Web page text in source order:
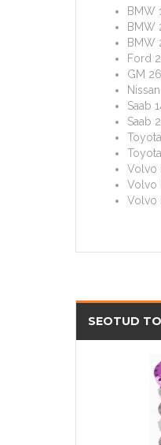
BMW
BMW
BMW
Ford
GM
Saab
Saab
Volvo
Volvo
Volvo
SEOTUD